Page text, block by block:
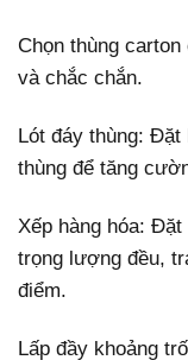
Chọn thùng
và chắc chắn.
Lót đáy thùng:
thùng để tăng
Xếp hàng hóa: Đặt
trọng lượng đều,
điểm.
Lấp đầy khoảng